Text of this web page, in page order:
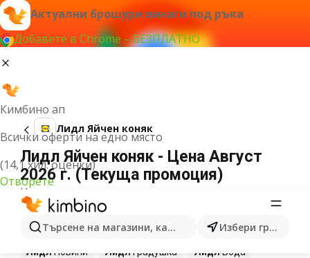
Актуални брошури винаги под ръка
Добавете в Chrome – БЕЗПЛАТНО
Кимбино ап
Всички оферти на едно място
(14,1 хил. оценки)
Отворете
Търсене на магазини, категории, продукти...Избери град
Лидл Яйчен коняк
Лидл Яйчен коняк - Цена Август
2026 г. (Текуща промоция)
Не можахме да намерим резултати за този
термин.
Още продукти в магазините Лидл
Лидл Новини Лидл Градушка Лидл Вода